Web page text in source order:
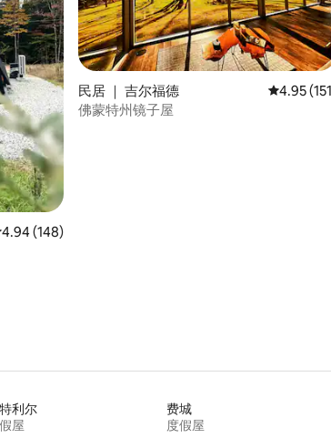
均评分 4.94 分（满分 5 分），共 148 条评价
4.94 (148)
民居 ｜ 吉尔福德 平均评分
4.95
佛蒙特州镜子屋
利尔
屋
费城
度假屋